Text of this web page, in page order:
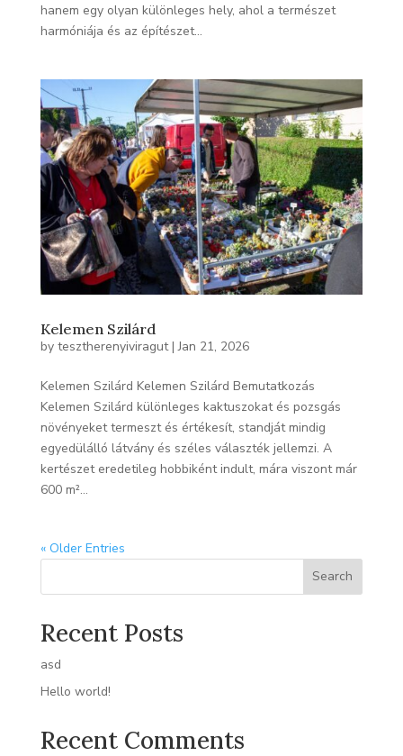
hanem egy olyan különleges hely, ahol a természet
harmóniája és az építészet...
Kelemen Szilárd
by tesztherenyiviragut|Jan 21, 2026
Kelemen Szilárd Kelemen Szilárd Bemutatkozás
Kelemen Szilárd különleges kaktuszokat és pozsgás
növényeket termeszt és értékesít, standját mindig
egyedülálló látvány és széles választék jellemzi. A
kertészet eredetileg hobbiként indult, mára viszont már
600 m²...
« Older Entries
Search
Recent Posts
asd
Hello world!
Recent Comments